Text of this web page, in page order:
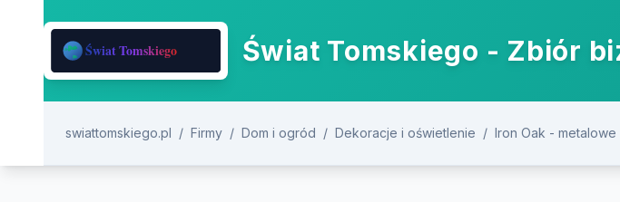
Świat Tomskiego - Zbiór
swiattomskiego.pl / Firmy / Dom i ogród / Dekoracje i oświetlenie / Iron Oak -